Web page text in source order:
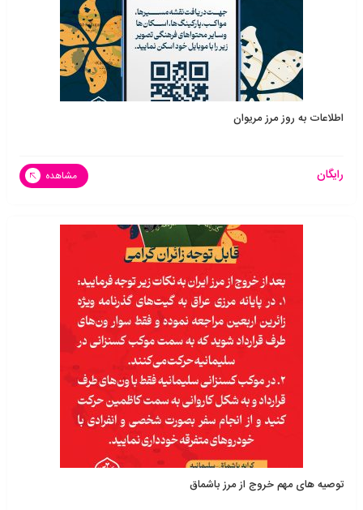
اطلاعات به روز مرز مریوان
رایگان مشاهده
توصیه های مهم خروج از مرز باشماق